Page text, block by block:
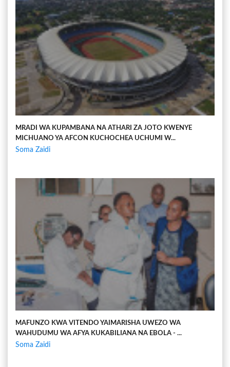
MRADI WA KUPAMBANA NA ATHARI ZA JOTO KWENYE
MICHUANO YA AFCON KUCHOCHEA UCHUMI W...
Soma Zaidi
MAFUNZO KWA VITENDO YAIMARISHA UWEZO WA
WAHUDUMU WA AFYA KUKABILIANA NA EBOLA - ...
Soma Zaidi